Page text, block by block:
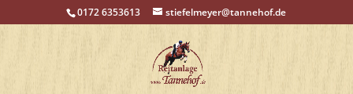
0172 6353613 stiefelmeyer@tannehof.de